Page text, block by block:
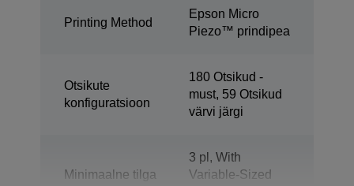
Printing Method
Epson Micro
Piezo™ prindipea
Otsikute
konfiguratsioon
180 Otsikud -
must, 59 Otsikud
värvi järgi
Minimaalne tilga
3 pl, With
Variable-Sized